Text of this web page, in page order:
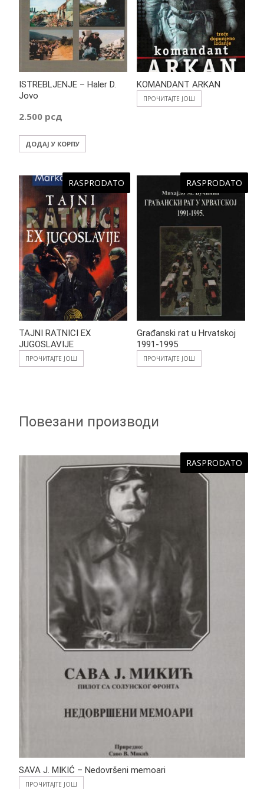
ISTREBLJENJE – Haler D.
Jovo
2.500 рсд
ДОДАЈ У КОРПУ
KOMANDANT ARKAN
ПРОЧИТАЈТЕ ЈОШ
RASPRODATO
TAJNI RATNICI EX
JUGOSLAVIJE
ПРОЧИТАЈТЕ ЈОШ
RASPRODATO
Građanski rat u Hrvatskoj
1991-1995
ПРОЧИТАЈТЕ ЈОШ
Повезани производи
RASPRODATO
SAVA J. MIKIĆ – Nedovršeni memoari
ПРОЧИТАЈТЕ ЈОШ